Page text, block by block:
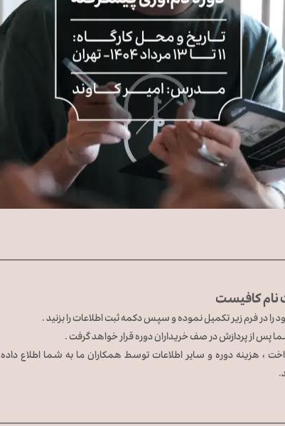
نام کافیست
را در فرم زیر تکمیل نموده و سپس دکمه ثبت اطلاعات را بزنید .
پس از پردازش در صف خریداران دوره قرار خواهد گرفت .
، هزینه دوره و سایر اطلاعات توسط همکاران ما به شما اطلاع داده